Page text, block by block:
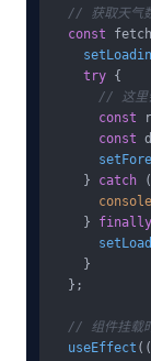
// 获取天气
const
try {
// 这里
const
const
    }
catch
console
    }
finally
    }
  };
// 组件挂载
useEffect